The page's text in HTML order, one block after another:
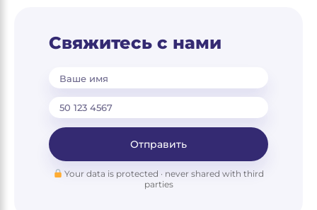
Свяжитесь с нами
Ваше имя
Отправить
Your data is protected · never shared with third
parties